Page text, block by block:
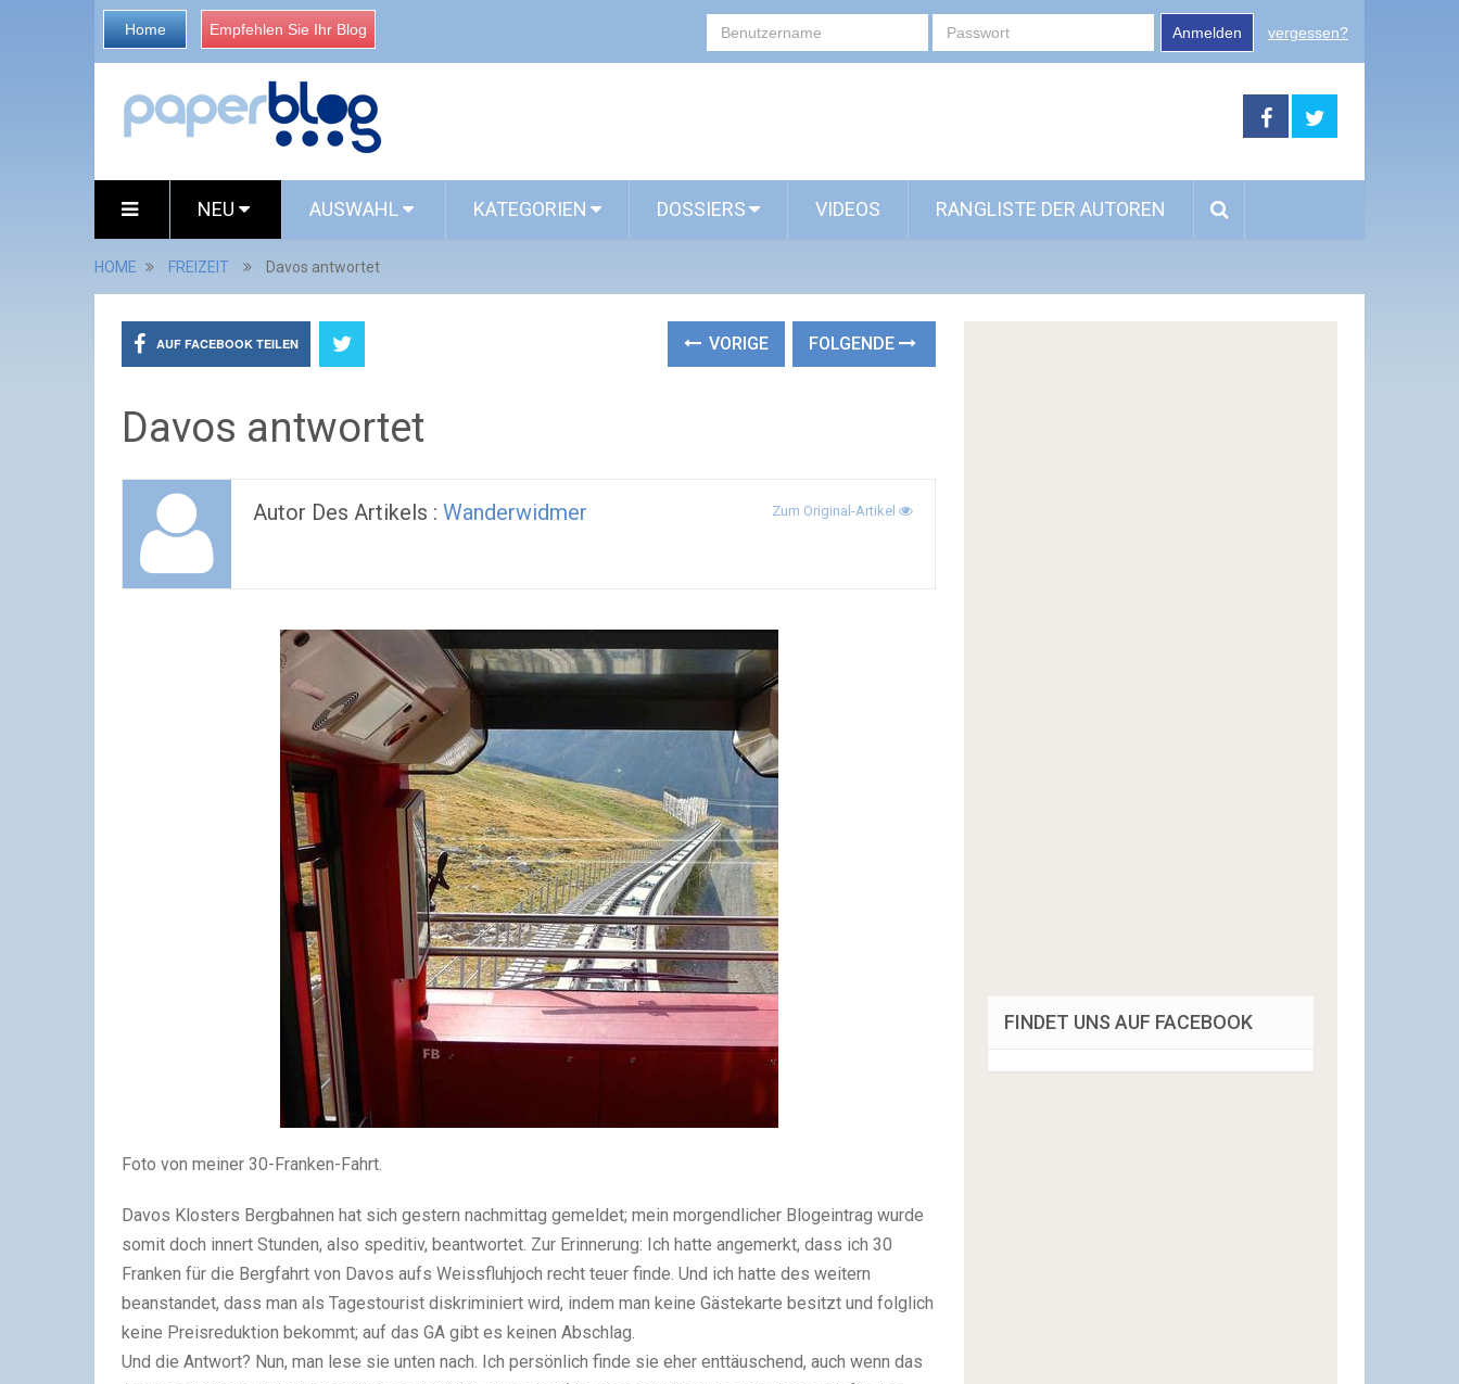
Home Empfehlen Sie Ihr Blog Anmelden vergessen?
NEU AUSWAHL KATEGORIEN DOSSIERS VIDEOS RANGLISTE DER AUTOREN
HOME FREIZEIT Davos antwortet
AUF FACEBOOK TEILEN VORIGE FOLGENDE
Davos antwortet
Autor Des Artikels : Wanderwidmer Zum Original-Artikel
Foto von meiner 30-Franken-Fahrt.
Davos Klosters Bergbahnen hat sich gestern nachmittag gemeldet; mein morgendlicher Blogeintrag wurde
somit doch innert Stunden, also speditiv, beantwortet. Zur Erinnerung: Ich hatte angemerkt, dass ich 30
Franken für die Bergfahrt von Davos aufs Weissfluhjoch recht teuer finde. Und ich hatte des weitern
beanstandet, dass man als Tagestourist diskriminiert wird, indem man keine Gästekarte besitzt und folglich
keine Preisreduktion bekommt; auf das GA gibt es keinen Abschlag.
Und die Antwort? Nun, man lese sie unten nach. Ich persönlich finde sie eher enttäuschend, auch wenn das
FINDET UNS AUF FACEBOOK